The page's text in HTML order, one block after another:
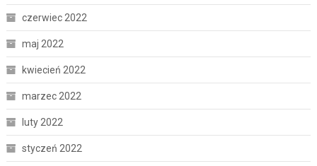
czerwiec 2022
maj 2022
kwiecień 2022
marzec 2022
luty 2022
styczeń 2022